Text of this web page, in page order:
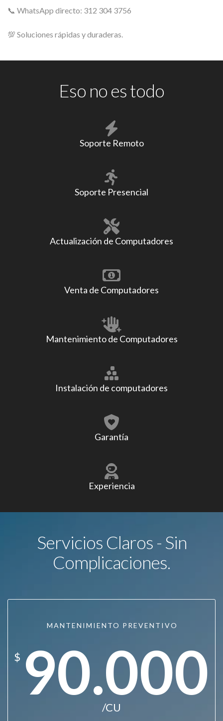
📞 WhatsApp directo: 312 304 3756
💯 Soluciones rápidas y duraderas.
Eso no es todo
Soporte Remoto
Soporte Presencial
Actualización de Computadores
Venta de Computadores
Mantenimiento de Computadores
Instalación de computadores
Garantía
Experiencia
Servicios Claros - Sin
Complicaciones.
MANTENIMIENTO PREVENTIVO
$ 90.000
/CU